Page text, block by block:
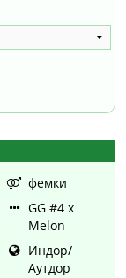
фемки
GG #4 x
Melon
Индор/
Аутдор